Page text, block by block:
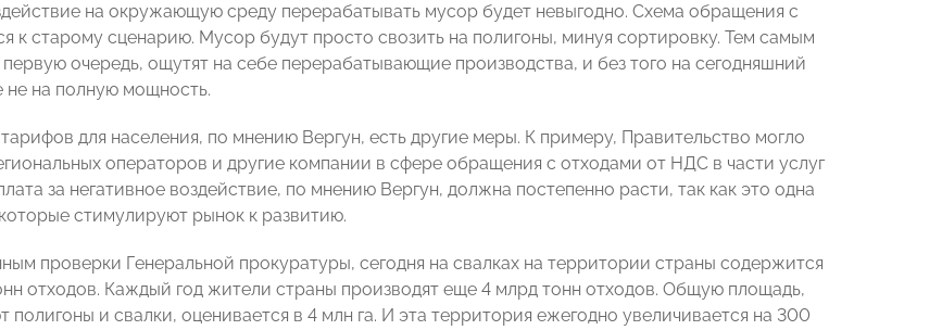
на окружающую среду перерабатывать мусор будет невыгодно. Схема обращения с
к старому сценарию. Мусор будут просто свозить на полигоны, минуя сортировку. Тем самым
первую очередь, ощутят на себе перерабатывающие производства, и без того на сегодняшний
не на полную мощность.
для населения, по мнению Вергун, есть другие меры. К примеру, Правительство могло
операторов и другие компании в сфере обращения с отходами от НДС в части услуг
за негативное воздействие, по мнению Вергун, должна постепенно расти, так как это одна
стимулируют рынок к развитию.
проверки Генеральной прокуратуры, сегодня на свалках на территории страны содержится
отходов. Каждый год жители страны производят еще 4 млрд тонн отходов. Общую площадь,
полигоны и свалки, оценивается в 4 млн га. И эта территория ежегодно увеличивается на 300